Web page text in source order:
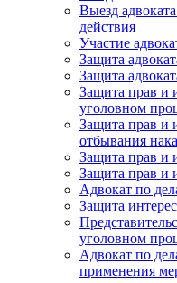
Выезд
действия
Участие
Защита
Защита
Защита прав и
уголовном
Защита прав и
отбывания
Защита прав и
Защита прав и
Адвокат по
Защита
уголовном
Адвокат по
применения